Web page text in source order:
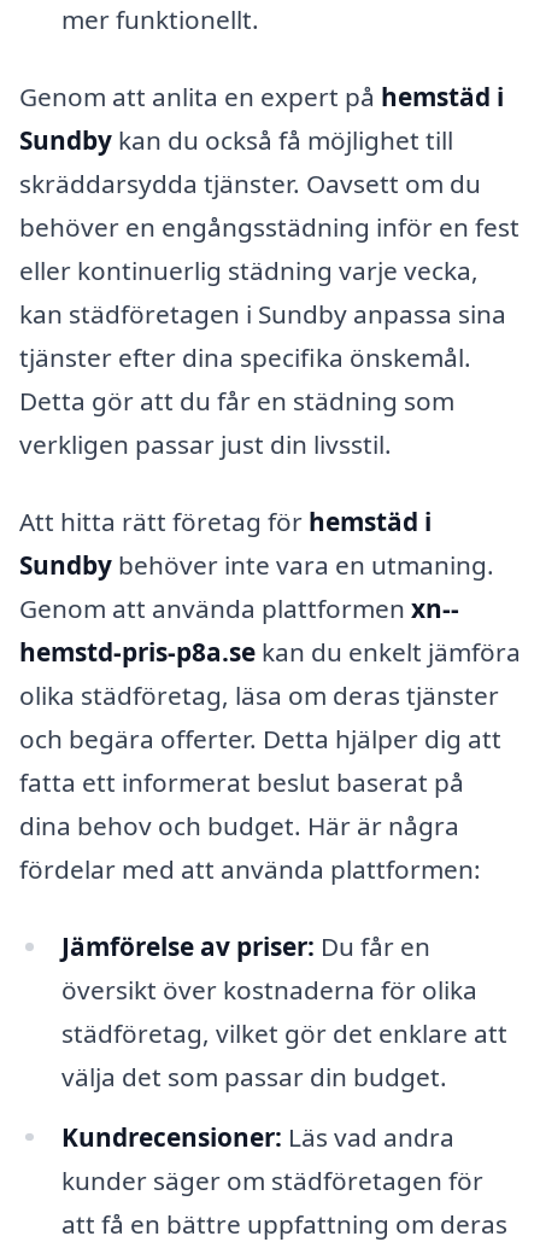
mer funktionellt.
Genom att anlita en expert på hemstäd i
Sundby kan du också få möjlighet till
skräddarsydda tjänster. Oavsett om du
behöver en engångsstädning inför en fest
eller kontinuerlig städning varje vecka,
kan städföretagen i Sundby anpassa sina
tjänster efter dina specifika önskemål.
Detta gör att du får en städning som
verkligen passar just din livsstil.
Att hitta rätt företag för hemstäd i
Sundby behöver inte vara en utmaning.
Genom att använda plattformen xn--
hemstd-pris-p8a.se kan du enkelt jämföra
olika städföretag, läsa om deras tjänster
och begära offerter. Detta hjälper dig att
fatta ett informerat beslut baserat på
dina behov och budget. Här är några
fördelar med att använda plattformen:
Jämförelse av priser: Du får en
översikt över kostnaderna för olika
städföretag, vilket gör det enklare att
välja det som passar din budget.
Kundrecensioner: Läs vad andra
kunder säger om städföretagen för
att få en bättre uppfattning om deras